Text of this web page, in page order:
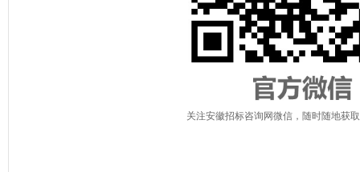
关注安徽招标咨询网微信，随时随地获